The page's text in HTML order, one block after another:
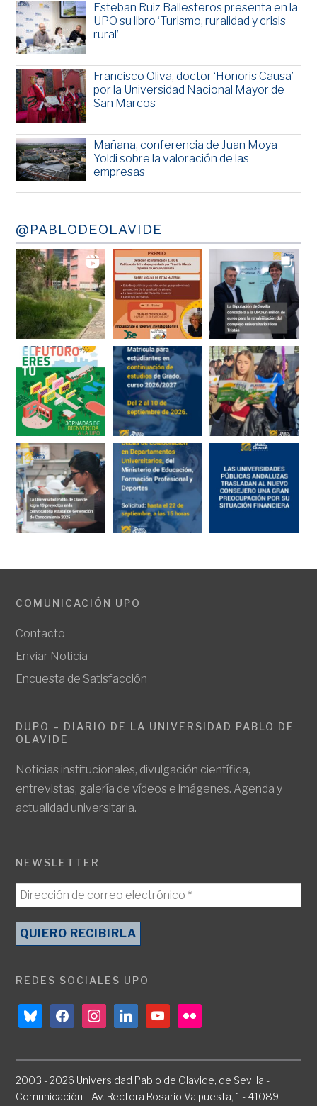
Esteban Ruiz Ballesteros presenta en la
UPO su libro ‘Turismo, ruralidad y crisis
rural’
Francisco Oliva, doctor ‘Honoris Causa’
por la Universidad Nacional Mayor de
San Marcos
Mañana, conferencia de Juan Moya
Yoldi sobre la valoración de las
empresas
@PABLODEOLAVIDE
COMUNICACIÓN UPO
Contacto
Enviar Noticia
Encuesta de Satisfacción
DUPO – DIARIO DE LA UNIVERSIDAD PABLO DE
OLAVIDE
Noticias institucionales, divulgación científica,
entrevistas, galería de vídeos e imágenes. Agenda y
actualidad universitaria.
NEWSLETTER
REDES SOCIALES UPO
blueskyfacebookinstagramlinkedinyoutubeflickr
2003 - 2026 Universidad Pablo de Olavide, de Sevilla -
Comunicación | Av. Rectora Rosario Valpuesta, 1 - 41089